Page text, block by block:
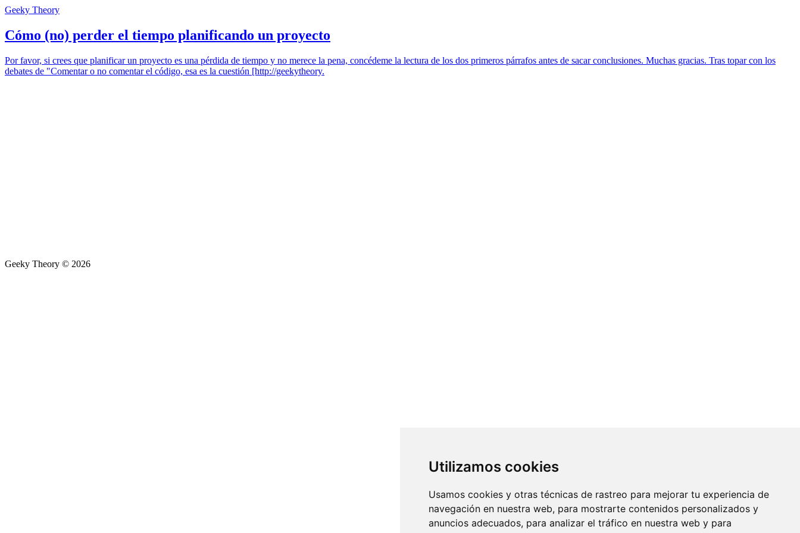
Utilizamos cookies
Usamos cookies y otras técnicas de rastreo para mejorar tu experiencia de
navegación en nuestra web, para mostrarte contenidos personalizados y
anuncios adecuados, para analizar el tráfico en nuestra web y para
Geeky Theory
Cómo (no) perder el tiempo planificando un proyecto
Por favor, si crees que planificar un proyecto es una pérdida de tiempo y no merece la pena, concédeme la lectura de los dos primeros párrafos antes de sacar conclusiones. Muchas gracias. Tras topar con los
debates de "Comentar o no comentar el código, esa es la cuestión [http://geekytheory.
Geeky Theory © 2026